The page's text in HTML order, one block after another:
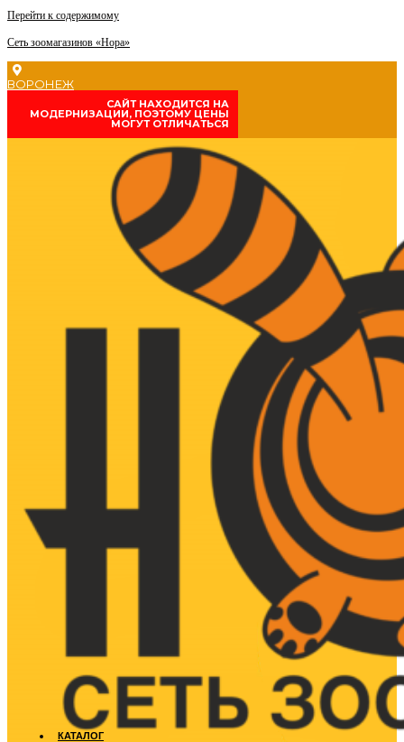
Перейти к содержимому
Сеть зоомагазинов «Нора»
ВОРОНЕЖ
CАЙТ НАХОДИТСЯ НА
МОДЕРНИЗАЦИИ, ПОЭТОМУ ЦЕНЫ
МОГУТ ОТЛИЧАТЬСЯ
КАТАЛОГ